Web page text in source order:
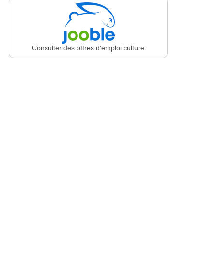
Consulter des offres d'emploi culture